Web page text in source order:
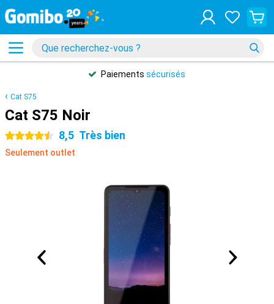
Paiements sécurisés
Cat S75
Cat S75 Noir
4.5 étoiles 8,5 Très bien
Seulement outlet